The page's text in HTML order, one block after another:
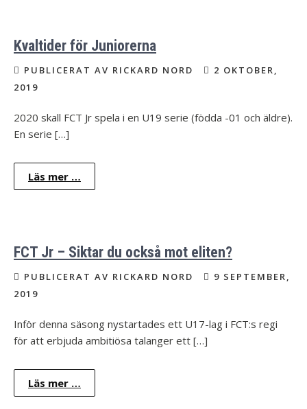
Kvaltider för Juniorerna
PUBLICERAT AV RICKARD NORD
2 OKTOBER,
2019
2020 skall FCT Jr spela i en U19 serie (födda -01 och äldre).
En serie […]
Läs mer …
FCT Jr – Siktar du också mot eliten?
PUBLICERAT AV RICKARD NORD
9 SEPTEMBER,
2019
Inför denna säsong nystartades ett U17-lag i FCT:s regi
för att erbjuda ambitiösa talanger ett […]
Läs mer …